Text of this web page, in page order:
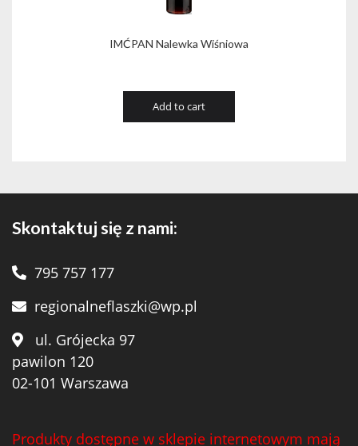
IMĆPAN Nalewka Wiśniowa
Add to cart
Skontaktuj się z nami:
795 757 177
regionalneflaszki@wp.pl
ul. Grójecka 97
pawilon 120
02-101 Warszawa
Produkty dostępne w sklepie internetowym mają